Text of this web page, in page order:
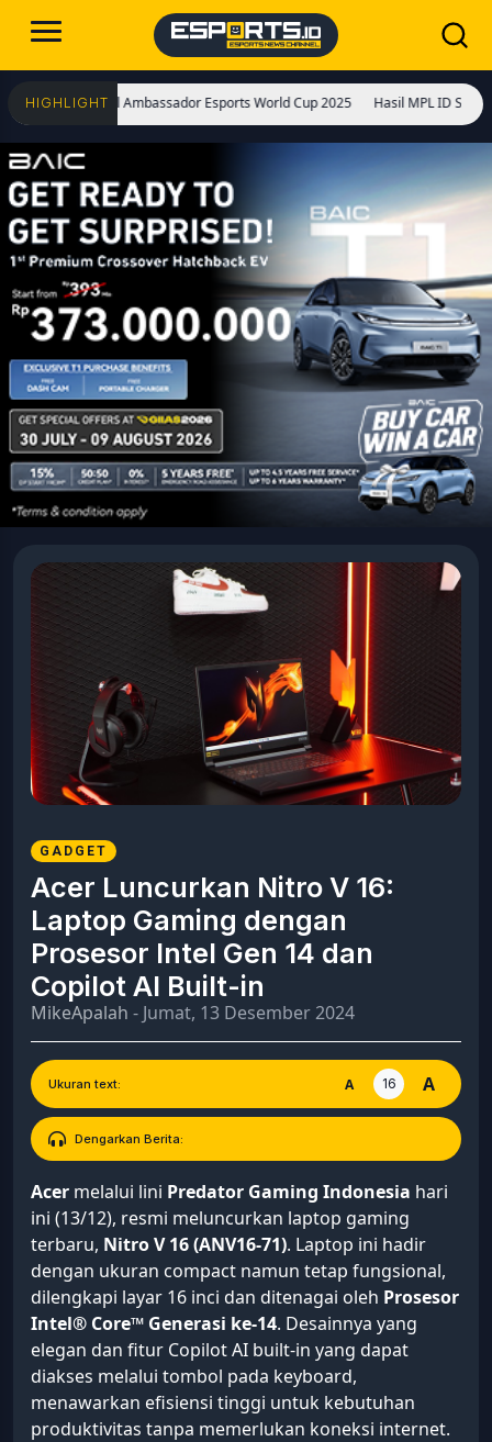
HIGHLIGHT
Ambassador Esports World Cup 2025 Hasil MPL ID S15: Pulangkan
GADGET
Acer Luncurkan Nitro V 16:
Laptop Gaming dengan
Prosesor Intel Gen 14 dan
Copilot AI Built-in
MikeApalah - Jumat, 13 Desember 2024
Ukuran text: A 16 A
Dengarkan Berita:
Acer melalui lini Predator Gaming Indonesia hari
ini (13/12), resmi meluncurkan laptop gaming
terbaru, Nitro V 16 (ANV16-71). Laptop ini hadir
dengan ukuran compact namun tetap fungsional,
dilengkapi layar 16 inci dan ditenagai oleh Prosesor
Intel® Core™ Generasi ke-14. Desainnya yang
elegan dan fitur Copilot AI built-in yang dapat
diakses melalui tombol pada keyboard,
menawarkan efisiensi tinggi untuk kebutuhan
produktivitas tanpa memerlukan koneksi internet.